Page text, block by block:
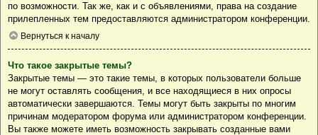
по возможности. Так же, как и с объявлениями, права на создание
прилепленных тем предоставляются администратором конференции.
Вернуться к началу
Что такое закрытые темы?
Закрытые темы — это такие темы, в которых пользователи больше
не могут оставлять сообщения, и все находящиеся в них опросы
автоматически завершаются. Темы могут быть закрыты по многим
причинам модератором форума или администратором конференции.
Вы также можете иметь возможность закрывать созданные вами